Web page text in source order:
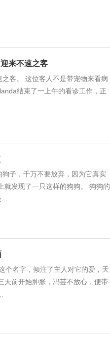
来不速之客
客。 这位客人不是带宠物来看病
结束了一上午的看诊工作，正
子，千万不要放弃，因为它真实
就发现了一只这样的狗狗。 狗狗的
个名字，倾注了主人对它的爱，天
天前开始肿胀，冯芸不放心，便带